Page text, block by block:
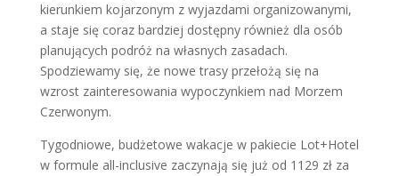
kierunkiem kojarzonym z wyjazdami organizowanymi,
a staje się coraz bardziej dostępny również dla osób
planujących podróż na własnych zasadach.
Spodziewamy się, że nowe trasy przełożą się na
wzrost zainteresowania wypoczynkiem nad Morzem
Czerwonym.
Tygodniowe, budżetowe wakacje w pakiecie Lot+Hotel
w formule all-inclusive zaczynają się już od 1129 zł za